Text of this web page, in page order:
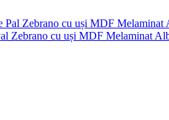
Zebrano cu uși MDF Melaminat